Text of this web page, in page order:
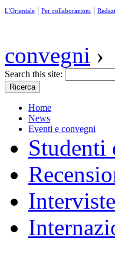
L'Orientale | Per collaborazioni |
convegni ›
Search this site:
Home
News
Eventi e convegni
Studenti
Interviste